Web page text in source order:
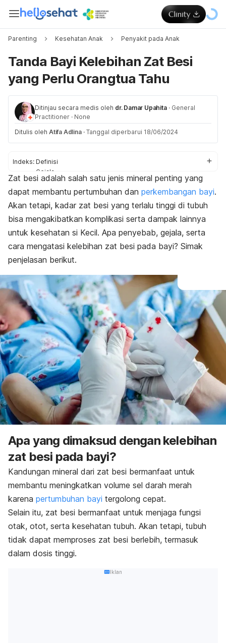
Parenting Kesehatan Anak Penyakit pada Anak
Tanda Bayi Kelebihan Zat Besi
yang Perlu Orangtua Tahu
Ditinjau secara medis oleh dr. Damar Upahita · General
Practitioner · None
Ditulis oleh Atifa Adlina · Tanggal diperbarui 18/06/2024
Indeks: Definisi
Gejala
Penyebab
Komplikasi
Diagnosis
Pengobatan
Zat besi adalah salah satu jenis mineral penting yang
dapat membantu pertumbuhan dan perkembangan bayi.
Akan tetapi, kadar zat besi yang terlalu tinggi di tubuh
bisa mengakibatkan komplikasi serta dampak lainnya
untuk kesehatan si Kecil. Apa penyebab, gejala, serta
cara mengatasi kelebihan zat besi pada bayi? Simak
penjelasan berikut.
Apa yang dimaksud dengan kelebihan
zat besi pada bayi?
Kandungan mineral dari zat besi bermanfaat untuk
membantu meningkatkan volume sel darah merah
karena pertumbuhan bayi tergolong cepat.
Selain itu, zat besi bermanfaat untuk menjaga fungsi
otak, otot, serta kesehatan tubuh. Akan tetapi, tubuh
tidak dapat memproses zat besi berlebih, termasuk
dalam dosis tinggi.
Iklan